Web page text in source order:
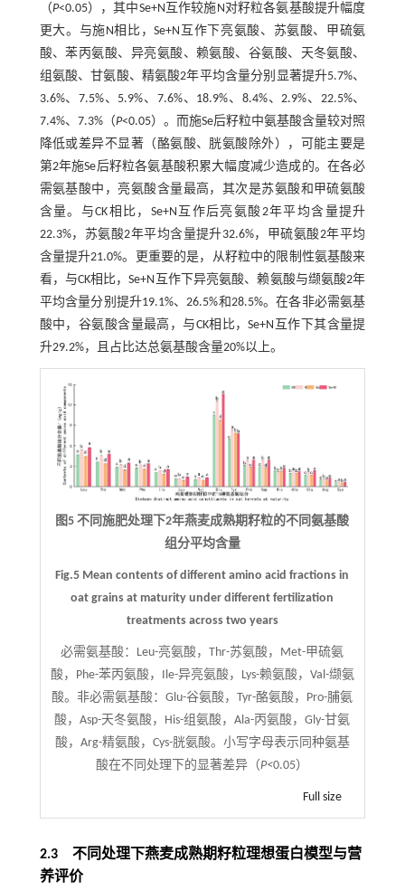
（P<0.05），其中Se+N互作较施N对籽粒各氨基酸提升幅度
更大。与施N相比，Se+N互作下亮氨酸、苏氨酸、甲硫氨
酸、苯丙氨酸、异亮氨酸、赖氨酸、谷氨酸、天冬氨酸、
组氨酸、甘氨酸、精氨酸2年平均含量分别显著提升5.7%、
3.6%、7.5%、5.9%、7.6%、18.9%、8.4%、2.9%、22.5%、
7.4%、7.3%（P<0.05）。而施Se后籽粒中氨基酸含量较对照
降低或差异不显著（酪氨酸、胱氨酸除外），可能主要是
第2年施Se后籽粒各氨基酸积累大幅度减少造成的。在各必
需氨基酸中，亮氨酸含量最高，其次是苏氨酸和甲硫氨酸
含量。与CK相比，Se+N互作后亮氨酸2年平均含量提升
22.3%，苏氨酸2年平均含量提升32.6%，甲硫氨酸2年平均
含量提升21.0%。更重要的是，从籽粒中的限制性氨基酸来
看，与CK相比，Se+N互作下异亮氨酸、赖氨酸与缬氨酸2年
平均含量分别提升19.1%、26.5%和28.5%。在各非必需氨基
酸中，谷氨酸含量最高，与CK相比，Se+N互作下其含量提
升29.2%，且占比达总氨基酸含量20%以上。
图5 不同施肥处理下2年燕麦成熟期籽粒的不同氨基酸
组分平均含量
Fig.5 Mean contents of different amino acid fractions in
oat grains at maturity under different fertilization
treatments across two years
必需氨基酸：Leu-亮氨酸，Thr-苏氨酸，Met-甲硫氨
酸，Phe-苯丙氨酸，Ile-异亮氨酸，Lys-赖氨酸，Val-缬氨
酸。非必需氨基酸：Glu-谷氨酸，Tyr-酪氨酸，Pro-脯氨
酸，Asp-天冬氨酸，His-组氨酸，Ala-丙氨酸，Gly-甘氨
酸，Arg-精氨酸，Cys-胱氨酸。小写字母表示同种氨基
酸在不同处理下的显著差异（P<0.05）
Full size
2.3 不同处理下燕麦成熟期籽粒理想蛋白模型与营
养评价